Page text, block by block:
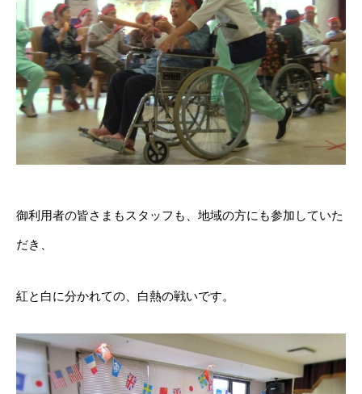
御利用者の皆さまもスタッフも、地域の方にも参加していた
だき、
紅と白に分かれての、白熱の戦いです。